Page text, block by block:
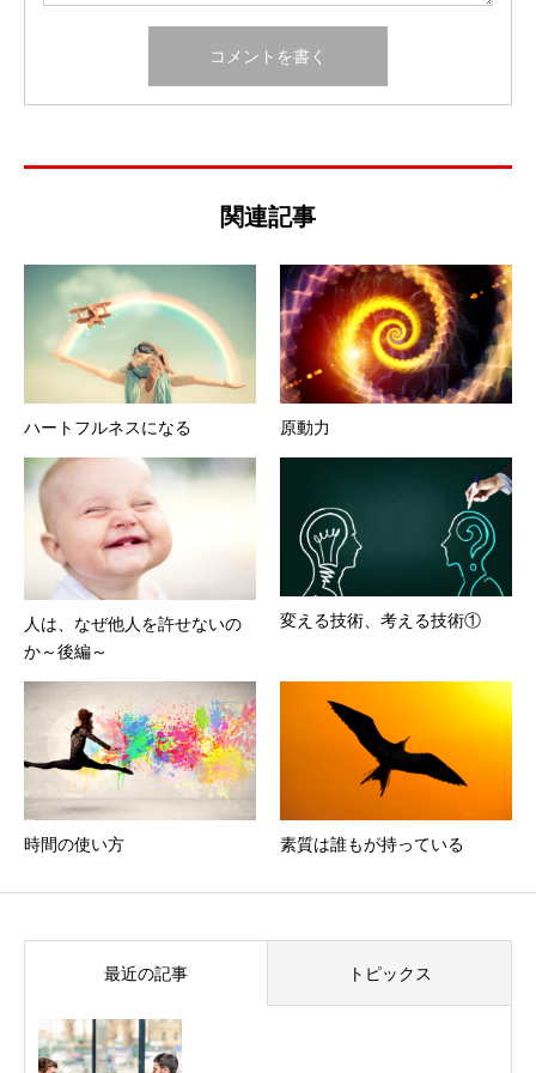
関連記事
ハートフルネスになる 原動力
人は、なぜ他人を許せないの
か～後編～
変える技術、考える技術①
時間の使い方 素質は誰もが持っている
最近の記事 トピックス